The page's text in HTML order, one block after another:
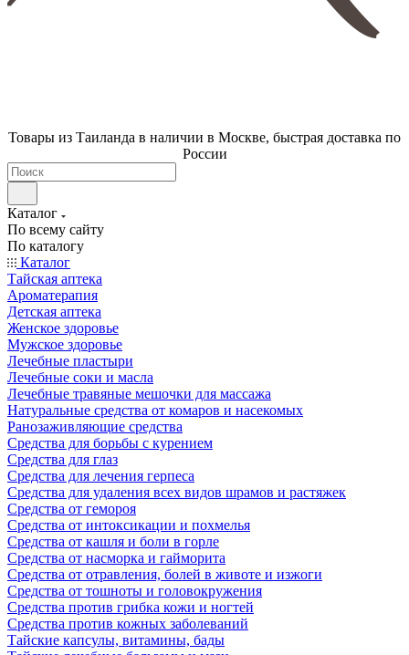
Товары из Таиланда в наличии в Москве, быстрая доставка по
России
Каталог
По всему сайту
По каталогу
Каталог
Тайская аптека
Ароматерапия
Детская аптека
Женское здоровье
Мужское здоровье
Лечебные пластыри
Лечебные соки и масла
Лечебные травяные мешочки для массажа
Натуральные средства от комаров и насекомых
Ранозаживляющие средства
Средства для борьбы с курением
Средства для глаз
Средства для лечения герпеса
Средства для удаления всех видов шрамов и растяжек
Средства от гемороя
Средства от интоксикации и похмелья
Средства от кашля и боли в горле
Средства от насморка и гайморита
Средства от отравления, болей в животе и изжоги
Средства от тошноты и головокружения
Средства против грибка кожи и ногтей
Средства против кожных заболеваний
Тайские капсулы, витамины, бады